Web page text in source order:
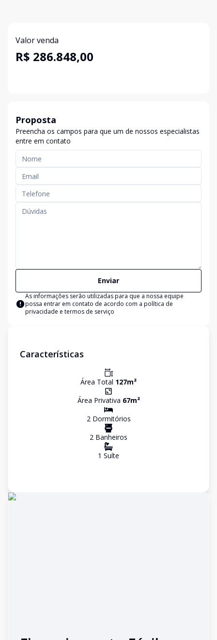
Valor venda
R$ 286.848,00
Proposta
Preencha os campos para que um de nossos especialistas
entre em contato
Enviar
As informações serão utilizadas para que a nossa equipe
possa entrar em contato de acordo com a política de
privacidade e termos de serviço
Características
Área Total 127m²
Área Privativa 67m²
2Dormitórios
2 Banheiros
1 Suíte